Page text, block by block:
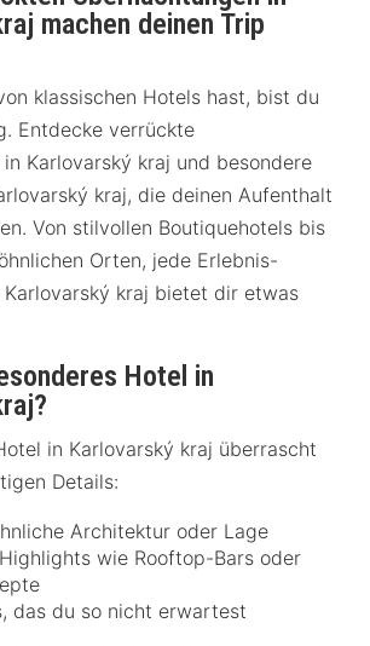
machen deinen Trip
klassischen Hotels hast, bist du
Entdecke verrückte
Karlovarský kraj und besondere
kraj, die deinen Aufenthalt
Von stilvollen Boutiquehotels bis
Orten, jede Erlebnis-
kraj bietet dir etwas
Hotel in
in Karlovarský kraj überrascht
Details:
Architektur oder Lage
wie Rooftop-Bars oder
das du so nicht erwartest